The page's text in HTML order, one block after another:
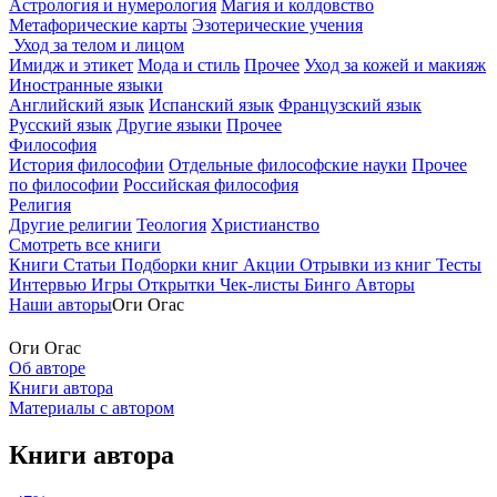
Астрология и нумерология Магия и колдовство
Метафорические карты Эзотерические учения
Уход за телом и лицом
Имидж и этикет Мода и стиль Прочее Уход за кожей и макияж
Иностранные языки
Английский язык Испанский язык Французский язык
Русский язык Другие языки Прочее
Философия
История философии Отдельные философские науки Прочее
по философии Российская философия
Религия
Другие религии Теология Христианство
Смотреть все книги
Книги Статьи Подборки книг Акции Отрывки из книг Тесты
Интервью Игры Открытки Чек-листы Бинго Авторы
Наши авторыОги Огас
Оги Огас
Об авторе
Книги автора
Материалы с автором
Книги автора